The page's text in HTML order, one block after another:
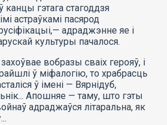
канцы гэтага стагоддзя
астраўкамі пасярод
адраджэнне яе і
культуры пачалося.
вобразы сваіх герояў, і
ў міфалогію, то храбрасць
ў імені — Вярнідуб,
Апошняе — таму, што гэты
адраджаўся літаральна, як